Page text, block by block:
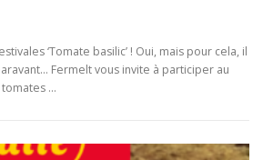
‘Tomate basilic’ ! Oui, mais pour cela, il
Fermelt vous invite à participer au
…